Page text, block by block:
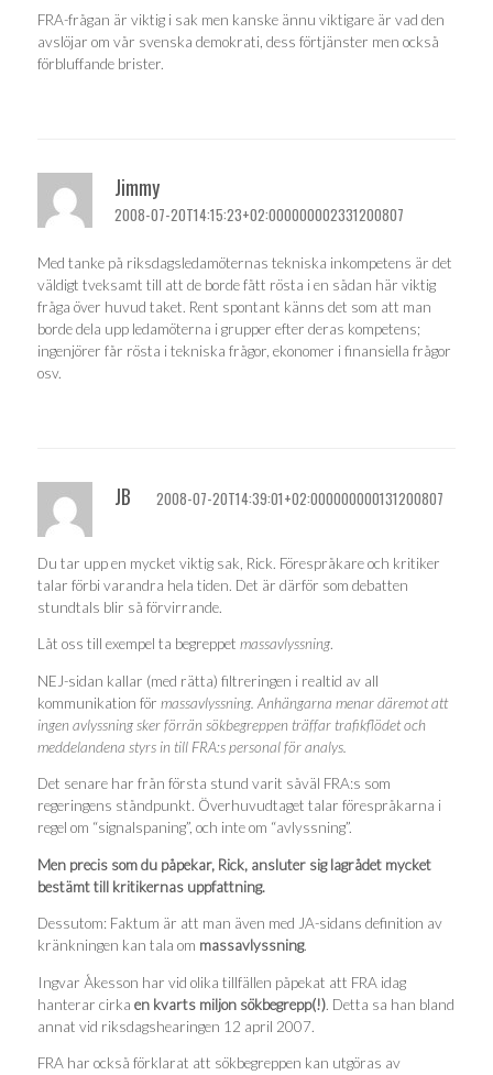
FRA-frågan är viktig i sak men kanske ännu viktigare är vad den
avslöjar om vår svenska demokrati, dess förtjänster men också
förbluffande brister.
Jimmy
2008-07-20T14:15:23+02:000000002331200807
Med tanke på riksdagsledamöternas tekniska inkompetens är det
väldigt tveksamt till att de borde fått rösta i en sådan här viktig
fråga över huvud taket. Rent spontant känns det som att man
borde dela upp ledamöterna i grupper efter deras kompetens;
ingenjörer får rösta i tekniska frågor, ekonomer i finansiella frågor
osv.
JB 2008-07-20T14:39:01+02:000000000131200807
Du tar upp en mycket viktig sak, Rick. Förespråkare och kritiker
talar förbi varandra hela tiden. Det är därför som debatten
stundtals blir så förvirrande.
Låt oss till exempel ta begreppet massavlyssning.
NEJ-sidan kallar (med rätta) filtreringen i realtid av all
kommunikation för massavlyssning. Anhängarna menar däremot att
ingen avlyssning sker förrän sökbegreppen träffar trafikflödet och
meddelandena styrs in till FRA:s personal för analys.
Det senare har från första stund varit såväl FRA:s som
regeringens ståndpunkt. Överhuvudtaget talar förespråkarna i
regel om “signalspaning”, och inte om “avlyssning”.
Men precis som du påpekar, Rick, ansluter sig lagrådet mycket
bestämt till kritikernas uppfattning.
Dessutom: Faktum är att man även med JA-sidans definition av
kränkningen kan tala om massavlyssning.
Ingvar Åkesson har vid olika tillfällen påpekat att FRA idag
hanterar cirka en kvarts miljon sökbegrepp(!). Detta sa han bland
annat vid riksdagshearingen 12 april 2007.
FRA har också förklarat att sökbegreppen kan utgöras av